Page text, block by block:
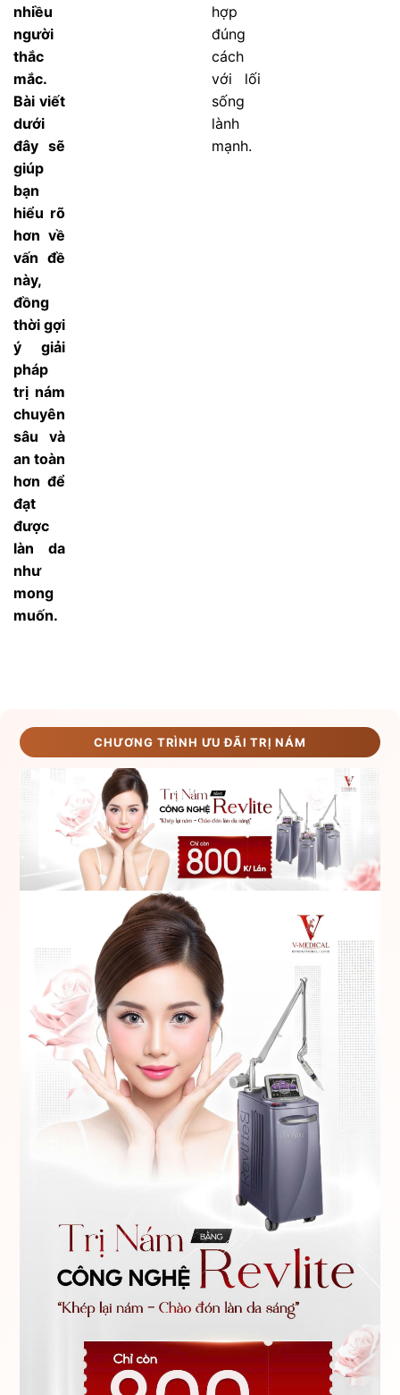
nhiều
người
thắc
mắc.
Bài viết
dưới
đây sẽ
giúp
bạn
hiểu rõ
hơn về
vấn đề
này,
đồng
thời gợi
ý giải
pháp
trị nám
chuyên
sâu và
an toàn
hơn để
đạt
được
làn da
như
mong
muốn.
hợp
đúng
cách
với lối
sống
lành
mạnh.
CHƯƠNG TRÌNH ƯU ĐÃI TRỊ NÁM